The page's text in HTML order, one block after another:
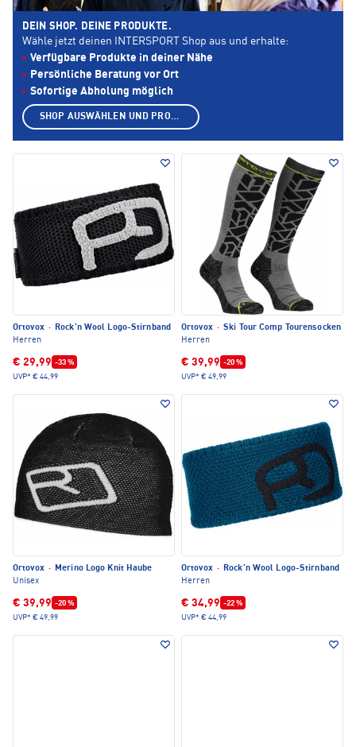
Ortovox · Rock'n Wool Logo-Stirnband
Herren
€ 29,99 -33 %
UVP* € 44,99
Ortovox · Ski Tour Comp Tourensocken
Herren
€ 39,99 -20 %
UVP* € 49,99
Ortovox · Merino Logo Knit Haube
Unisex
€ 39,99 -20 %
UVP* € 49,99
Ortovox · Rock'n Wool Logo-Stirnband
Herren
€ 34,99 -22 %
UVP* € 44,99
DEIN SHOP. DEINE PRODUKTE.
Wähle jetzt deinen INTERSPORT Shop aus und erhalte:
Verfügbare Produkte in deiner Nähe
Persönliche Beratung vor Ort
Sofortige Abholung möglich
SHOP AUSWÄHLEN UND PRODUKTE ANZEIGEN